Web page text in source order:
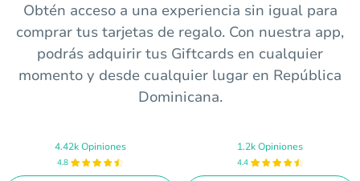
Obtén acceso a una experiencia sin igual para
comprar tus tarjetas de regalo. Con nuestra app,
podrás adquirir tus Giftcards en cualquier
momento y desde cualquier lugar en República
Dominicana.
4.42k Opiniones
4.8
1.2k Opiniones
4.4